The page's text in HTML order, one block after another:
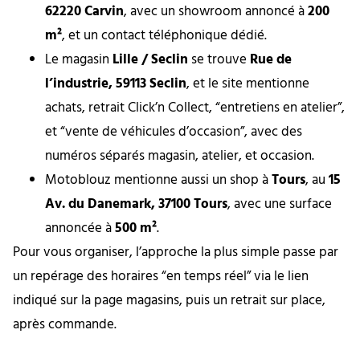
62220 Carvin, avec un showroom annoncé à200
m², et un contact téléphonique dédié.
Le magasin Lille / Seclin se trouve Rue de
l’industrie, 59113 Seclin, et le site mentionne
achats, retrait Click’n Collect, “entretiens en atelier”,
et “vente de véhicules d’occasion”, avec des
numéros séparés magasin, atelier, et occasion.
Motoblouz mentionne aussi un shop àTours, au15
Av. du Danemark, 37100 Tours, avec une surface
annoncée à500 m².
Pour vous organiser, l’approche la plus simple passe par
un repérage des horaires “en temps réel” via le lien
indiqué sur la page magasins, puis un retrait sur place,
après commande.